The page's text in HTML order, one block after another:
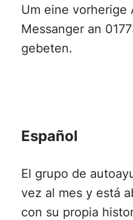
Um eine vorherige
Messanger an
gebeten.
Español
El grupo de
vez al mes y está
con su propia